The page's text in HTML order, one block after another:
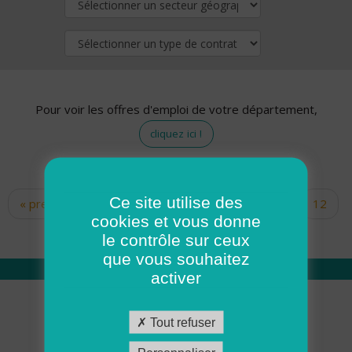
Pour voir les offres d'emploi de votre département,
cliquez ici !
Pages
« premier ‹ précédent … 10
12
14 15 16 17
Qui sommes nous
Académie ADMR
Ce site utilise des
cookies et vous donne
le contrôle sur ceux
que vous souhaitez
activer
Tout refuser